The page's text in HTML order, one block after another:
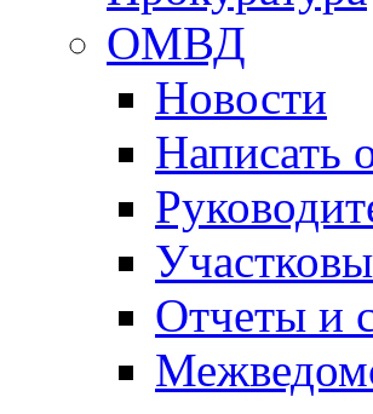
ОМВД
Новости
Отчеты и